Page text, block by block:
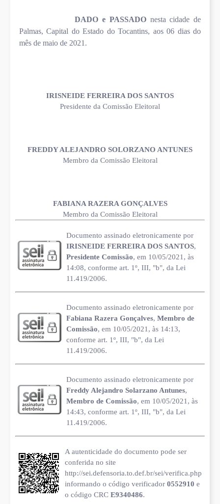
DADO e PASSADO nesta cidade de
Palmas, Capital do Estado do Tocantins, aos 06 dias do
mês de maio de 2021.
IRISNEIDE FERREIRA DOS SANTOS
Presidente da Comissão Eleitoral
FREDDY ALEJANDRO SOLORZANO ANTUNES
Membro da Comissão Eleitoral
FABIANA RAZERA GONÇALVES
Membro da Comissão Eleitoral
Documento assinado eletronicamente por
IRISNEIDE FERREIRA DOS SANTOS,
Presidente Comissão, em 10/05/2021, às
14:08, conforme art. 1º, III, "b", da Lei
11.419/2006.
Documento assinado eletronicamente por
Fabiana Razera Gonçalves, Membro de
Comissão, em 10/05/2021, às 14:13,
conforme art. 1º, III, "b", da Lei
11.419/2006.
Documento assinado eletronicamente por
Freddy Alejandro Solarzano Antunes,
Membro de Comissão, em 10/05/2021, às
14:43, conforme art. 1º, III, "b", da Lei
11.419/2006.
A autenticidade do documento pode ser
conferida no site
http://sei.defensoria.to.def.br/sei/verifica.php
informando o código verificador 0552910 e
o código CRC E9340486.